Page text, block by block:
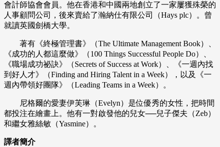
會計師協會會員。他在香港和中國兩地創立了一家屢獲殊榮的
人事顧問公司，後來賣給了瀚納仕有限公司（Hays plc）。曾
就讀英國劍橋大學。
著有《終極管理書》（The Ultimate Management Book）、
《成功的人都這麼做》（100 Things Successful People Do）、
《職場成功祕訣》（Secrets of Success at Work）、《一週內找
到好人才》（Finding and Hiring Talent in a Week），以及《一
週內帶領好團隊》（Leading Teams in a Week）。
尼格爾的愛妻伊芙琳（Evelyn）是位優秀的女性，把時間
都投注在繪畫上。他有一對啟發他的兒女──兒子傑夫（Zeb）
和繼女雅絲敏（Yasmine）。
譯者簡介